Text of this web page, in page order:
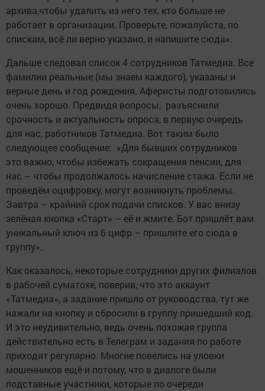
архива,чтобы удалить из него тех, кто больше не
работает в организации. Проверьте, пожалуйста, по
спискам, всё ли верно указано, и напишите сюда».
Дальше следовал список 4 сотрудников Татмедиа. Все
фамилии реальные (мы знаем каждого), указаны и
верные день и год рождения. Аферисты подготовились
очень хорошо. Предвидя вопросы, разъяснили
срочность и актуальность опроса, в первую очередь
для нас, работников Татмедиа. Вот таким было
следующее сообщение: «Для бывших сотрудников
это важно, чтобы избежать сокращения пенсии, для
нас – чтобы продолжалось начисление стажа. Если не
проведём оцифровку, могут возникнуть проблемы.
Завтра – крайний срок подачи списков. У вас внизу
зелёная кнопка «Старт» – её и жмите. Бот пришлёт вам
уникальный ключ из 6 цифр – пришлите его сюда в
группу».
Как оказалось, некоторые сотрудники других филиалов
в рабочей суматохе, поверив, что это аккаунт
«Татмедиа», а задание пришло от руководства, тут же
нажали на кнопку и сбросили в группу пришедший код.
И это неудивительно, ведь очень похожая группа
действительно есть в Телеграм и задания по работе
приходят регулярно. Многие повелись на уловки
мошенников ещё и потому, что в диалоге были
подставные участники, которые по очереди